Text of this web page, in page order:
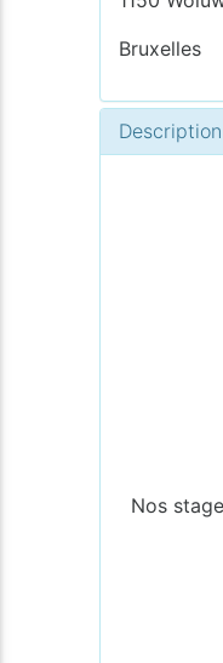
Bruxelles
Description
Nos